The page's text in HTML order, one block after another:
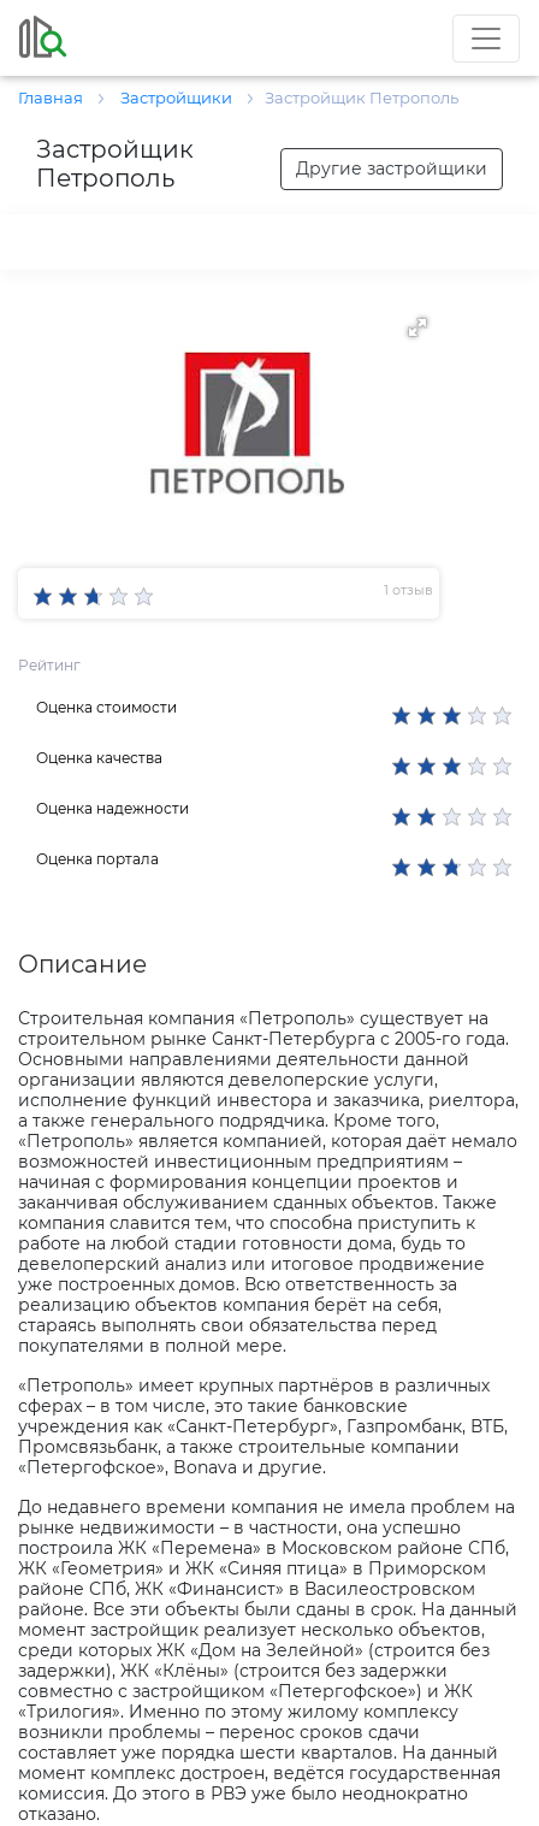
Главная Застройщики Застройщик Петрополь
Застройщик
Петрополь
Другие застройщики
1 отзыв
Рейтинг
Оценка стоимости
Оценка качества
Оценка надежности
Оценка портала
Описание
Строительная компания «Петрополь» существует на
строительном рынке Санкт-Петербурга с 2005-го года.
Основными направлениями деятельности данной
организации являются девелоперские услуги,
исполнение функций инвестора и заказчика, риелтора,
а также генерального подрядчика. Кроме того,
«Петрополь» является компанией, которая даёт немало
возможностей инвестиционным предприятиям –
начиная с формирования концепции проектов и
заканчивая обслуживанием сданных объектов. Также
компания славится тем, что способна приступить к
работе на любой стадии готовности дома, будь то
девелоперский анализ или итоговое продвижение
уже построенных домов. Всю ответственность за
реализацию объектов компания берёт на себя,
стараясь выполнять свои обязательства перед
покупателями в полной мере.
«Петрополь» имеет крупных партнёров в различных
сферах – в том числе, это такие банковские
учреждения как «Санкт-Петербург», Газпромбанк, ВТБ,
Промсвязьбанк, а также строительные компании
«Петергофское», Bonava и другие.
До недавнего времени компания не имела проблем на
рынке недвижимости – в частности, она успешно
построила ЖК «Перемена» в Московском районе СПб,
ЖК «Геометрия» и ЖК «Синяя птица» в Приморском
районе СПб, ЖК «Финансист» в Василеостровском
районе. Все эти объекты были сданы в срок. На данный
момент застройщик реализует несколько объектов,
среди которых ЖК «Дом на Зелейной» (строится без
задержки), ЖК «Клёны» (строится без задержки
совместно с застройщиком «Петергофское») и ЖК
«Трилогия». Именно по этому жилому комплексу
возникли проблемы – перенос сроков сдачи
составляет уже порядка шести кварталов. На данный
момент комплекс достроен, ведётся государственная
комиссия. До этого в РВЭ уже было неоднократно
отказано.